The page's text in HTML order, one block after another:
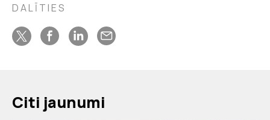
DALĪTIES
Citi jaunumi